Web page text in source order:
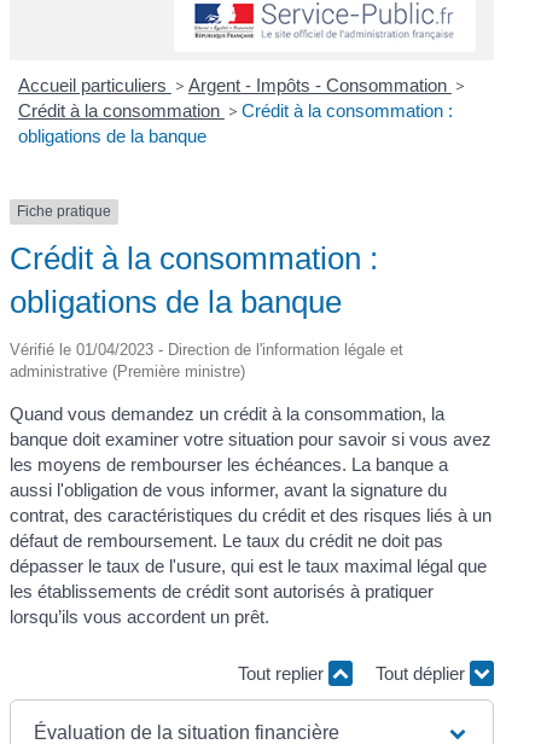
Accueil particuliers > Argent - Impôts - Consommation >
Crédit à la consommation > Crédit à la consommation :
obligations de la banque
Fiche pratique
Crédit à la consommation :
obligations de la banque
Vérifié le 01/04/2023 - Direction de l'information légale et
administrative (Première ministre)
Quand vous demandez un crédit à la consommation, la
banque doit examiner votre situation pour savoir si vous avez
les moyens de rembourser les échéances. La banque a
aussi l'obligation de vous informer, avant la signature du
contrat, des caractéristiques du crédit et des risques liés à un
défaut de remboursement. Le taux du crédit ne doit pas
dépasser le taux de l'usure, qui est le taux maximal légal que
les établissements de crédit sont autorisés à pratiquer
lorsqu’ils vous accordent un prêt.
Tout replier Tout déplier
Évaluation de la situation financière